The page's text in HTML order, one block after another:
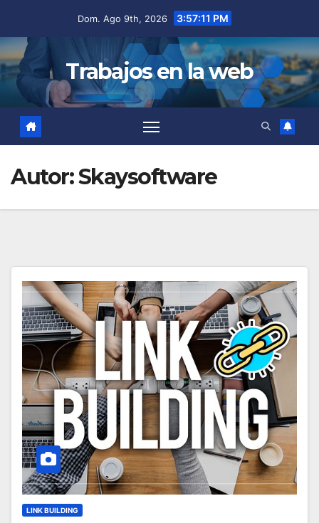
Dom. Ago 9th, 2026 3:57:11 PM
Trabajos en la web
Autor:Skaysoftware
LINK BUILDING